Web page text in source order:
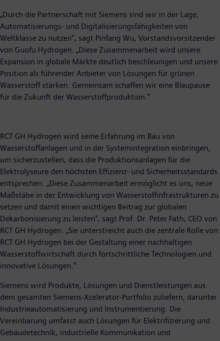
„Durch die Partnerschaft mit Siemens sind wir in der Lage,
Automatisierungs- und Digitalisierungsfähigkeiten von
Weltklasse zu nutzen", sagt Pinfang Wu, Vorstandsvorsitzender
von Guofu Hydrogen. „Diese Zusammenarbeit wird unsere
Expansion in globale Märkte deutlich beschleunigen und unsere
Position als führender Anbieter von Lösungen für grünen
Wasserstoff stärken. Gemeinsam schaffen wir eine Blaupause
für die Zukunft der Wasserstoffproduktion."
RCT GH Hydrogen wird seine Erfahrung im Bau von
Wasserstoffanlagen und in der Systemintegration einbringen,
um sicherzustellen, dass die Produktionsanlagen für die
Elektrolyseure den höchsten Effizienz- und Sicherheitsstandards
entsprechen. „Diese Zusammenarbeit ermöglicht es uns, neue
Maßstäbe in der Entwicklung von Wasserstoffinfrastrukturen zu
setzen und damit einen wichtigen Beitrag zur globalen
Dekarbonisierung zu leisten", sagt Prof. Dr. Peter Fath, CEO von
RCT GH Hydrogen. „Sie unterstreicht auch die zentrale Rolle von
RCT GH Hydrogen bei der Gestaltung einer nachhaltigen
Wasserstoffwirtschaft durch fortschrittliche Technologien und
innovative Lösungen."
Siemens wird Produkte, Lösungen und Dienstleistungen aus
dem gesamten Siemens-Xcelerator-Portfolio zuliefern, darunter
Industrieautomatisierung und Instrumentierung. Die
Vereinbarung umfasst auch Lösungen für Elektrifizierung und
Gebäudetechnik, industrielle Kommunikation und